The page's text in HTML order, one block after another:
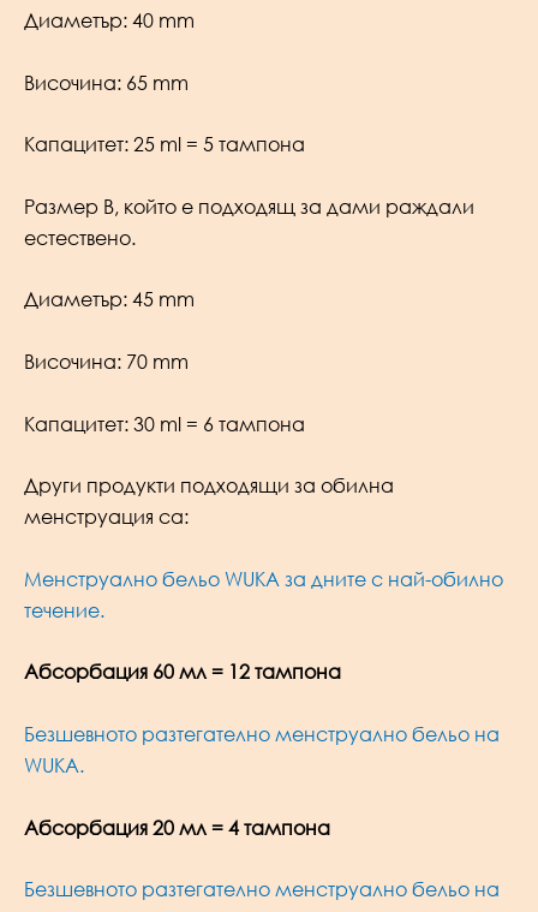
Диаметър: 40 mm
Височина: 65 mm
Капацитет: 25 ml = 5 тампона
Размер B, който е подходящ за дами раждали
естествено.
Диаметър: 45 mm
Височина: 70 mm
Капацитет: 30 ml = 6 тампона
Други продукти подходящи за обилна
менструация са:
Менструално бельо WUKA за дните с най-обилно
течение.
Абсорбация 60 мл = 12 тампона
Безшевното разтегателно менструално бельо на
WUKA.
Абсорбация 20 мл = 4 тампона
Безшевното разтегателно менструално бельо на